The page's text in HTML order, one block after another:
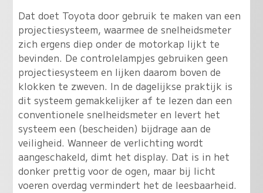
Dat doet Toyota door gebruik te maken van een
projectiesysteem, waarmee de snelheidsmeter
zich ergens diep onder de motorkap lijkt te
bevinden. De controlelampjes gebruiken geen
projectiesysteem en lijken daarom boven de
klokken te zweven. In de dagelijkse praktijk is
dit systeem gemakkelijker af te lezen dan een
conventionele snelheidsmeter en levert het
systeem een (bescheiden) bijdrage aan de
veiligheid. Wanneer de verlichting wordt
aangeschakeld, dimt het display. Dat is in het
donker prettig voor de ogen, maar bij licht
voeren overdag vermindert het de leesbaarheid.